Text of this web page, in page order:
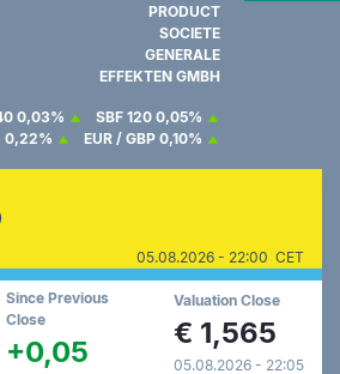
PRODUCT
SOCIETE
GENERALE
EFFEKTEN GMBH
0,03% SBF 120 0,05%
0,22% EUR / GBP 0,10%
05.08.2026 - 22:00 CET
Since Previous
Close
+0,05
Valuation Close
€ 1,565
05.08.2026 - 22:05